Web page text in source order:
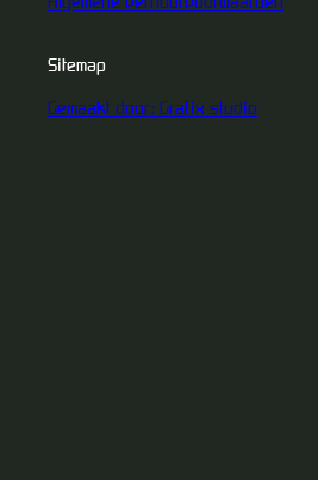
Sitemap
Gemaakt door: Grafix studio